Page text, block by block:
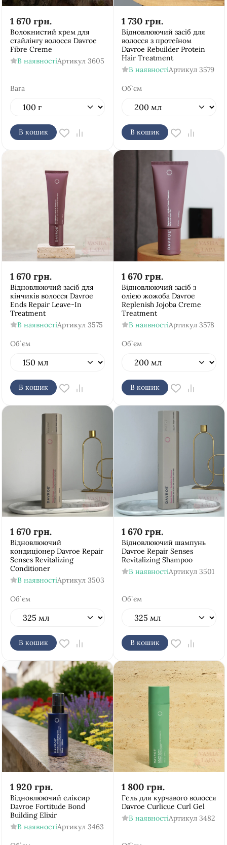
1 670 грн.
Волокнистий крем для
стайлінгу волосся Davroe
Fibre Creme
В наявностіАртикул 3605
Вага
В кошик
1 730 грн.
Відновлюючий засіб для
волосся з протеїном
Davroe Rebuilder Protein
Hair Treatment
В наявностіАртикул 3579
Об`єм
В кошик
1 670 грн.
Відновлюючий засіб для
кінчиків волосся Davroe
Ends Repair Leave-In
Treatment
В наявностіАртикул 3575
Об`єм
В кошик
1 670 грн.
Відновлюючий засіб з
олією жожоба Davroe
Replenish Jojoba Creme
Treatment
В наявностіАртикул 3578
Об`єм
В кошик
1 670 грн.
Відновлюючий
кондиціонер Davroe Repair
Senses Revitalizing
Conditioner
В наявностіАртикул 3503
Об`єм
В кошик
1 670 грн.
Відновлюючий шампунь
Davroe Repair Senses
Revitalizing Shampoo
В наявностіАртикул 3501
Об`єм
В кошик
1 920 грн.
Відновлюючий еліксир
Davroe Fortitude Bond
Building Elixir
В наявностіАртикул 3463
1 800 грн.
Гель для курчавого волосся
Davroe Curlicue Curl Gel
В наявностіАртикул 3482